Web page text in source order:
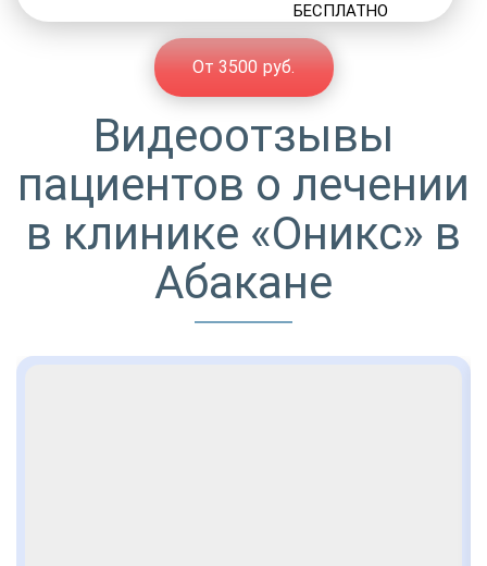
От 3500 руб.
БЕСПЛАТНО
Видеоотзывы
пациентов о лечении
в клинике «Оникс» в
Абакане